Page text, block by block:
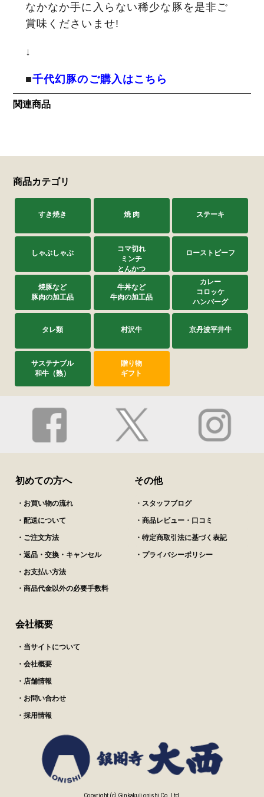
なかなか手に入らない稀少な豚を是非ご
賞味くださいませ!
↓
■千代幻豚のご購入はこちら
関連商品
商品カテゴリ
すき焼き 焼 肉 ステーキ
しゃぶしゃぶ
コマ切れ
ミンチ
とんかつ
ローストビーフ
焼豚など
豚肉の加工品
牛丼など
牛肉の加工品
カレー
コロッケ
ハンバーグ
タレ類 村沢牛 京丹波平井牛
サステナブル
和牛（熟）
贈り物
ギフト
初めての方へ
・お買い物の流れ
・配送について
・ご注文方法
・返品・交換・キャンセル
・お支払い方法
・商品代金以外の必要手数料
その他
・スタッフブログ
・商品レビュー・口コミ
・特定商取引法に基づく表記
・プライバシーポリシー
会社概要
・当サイトについて
・会社概要
・店舗情報
・お問い合わせ
・採用情報
Copyright (c) Ginkakuji onishi Co., Ltd.